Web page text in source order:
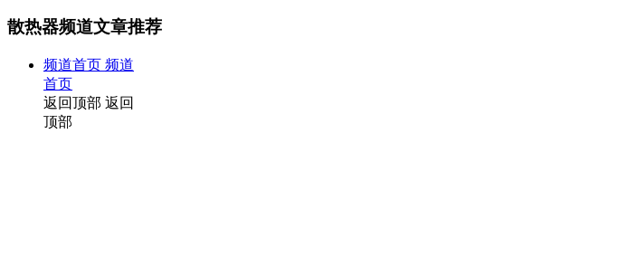
散热器频道文章推荐
频道首页 频道
首页
返回顶部 返回
顶部